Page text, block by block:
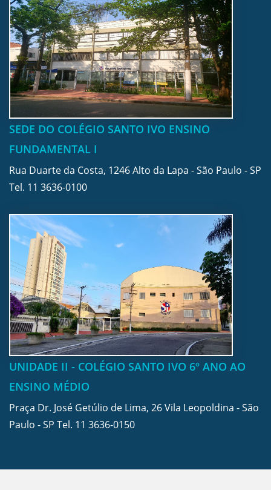
SEDE DO COLÉGIO SANTO IVO ENSINO
FUNDAMENTAL I
Rua Duarte da Costa, 1246 Alto da Lapa - São Paulo - SP
Tel. 11 3636-0100
UNIDADE II - COLÉGIO SANTO IVO 6º ANO AO
ENSINO MÉDIO
Praça Dr. José Getúlio de Lima, 26 Vila Leopoldina - São
Paulo - SP Tel. 11 3636-0150